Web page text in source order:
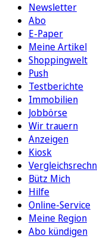
Newsletter
Abo
E-Paper
Meine Artikel
Shoppingwelt
Push
Testberichte
Immobilien
Jobbörse
Wir trauern
Anzeigen
Kiosk
Bütz Mich
Hilfe
Online-Service
Meine Region
Abo kündigen